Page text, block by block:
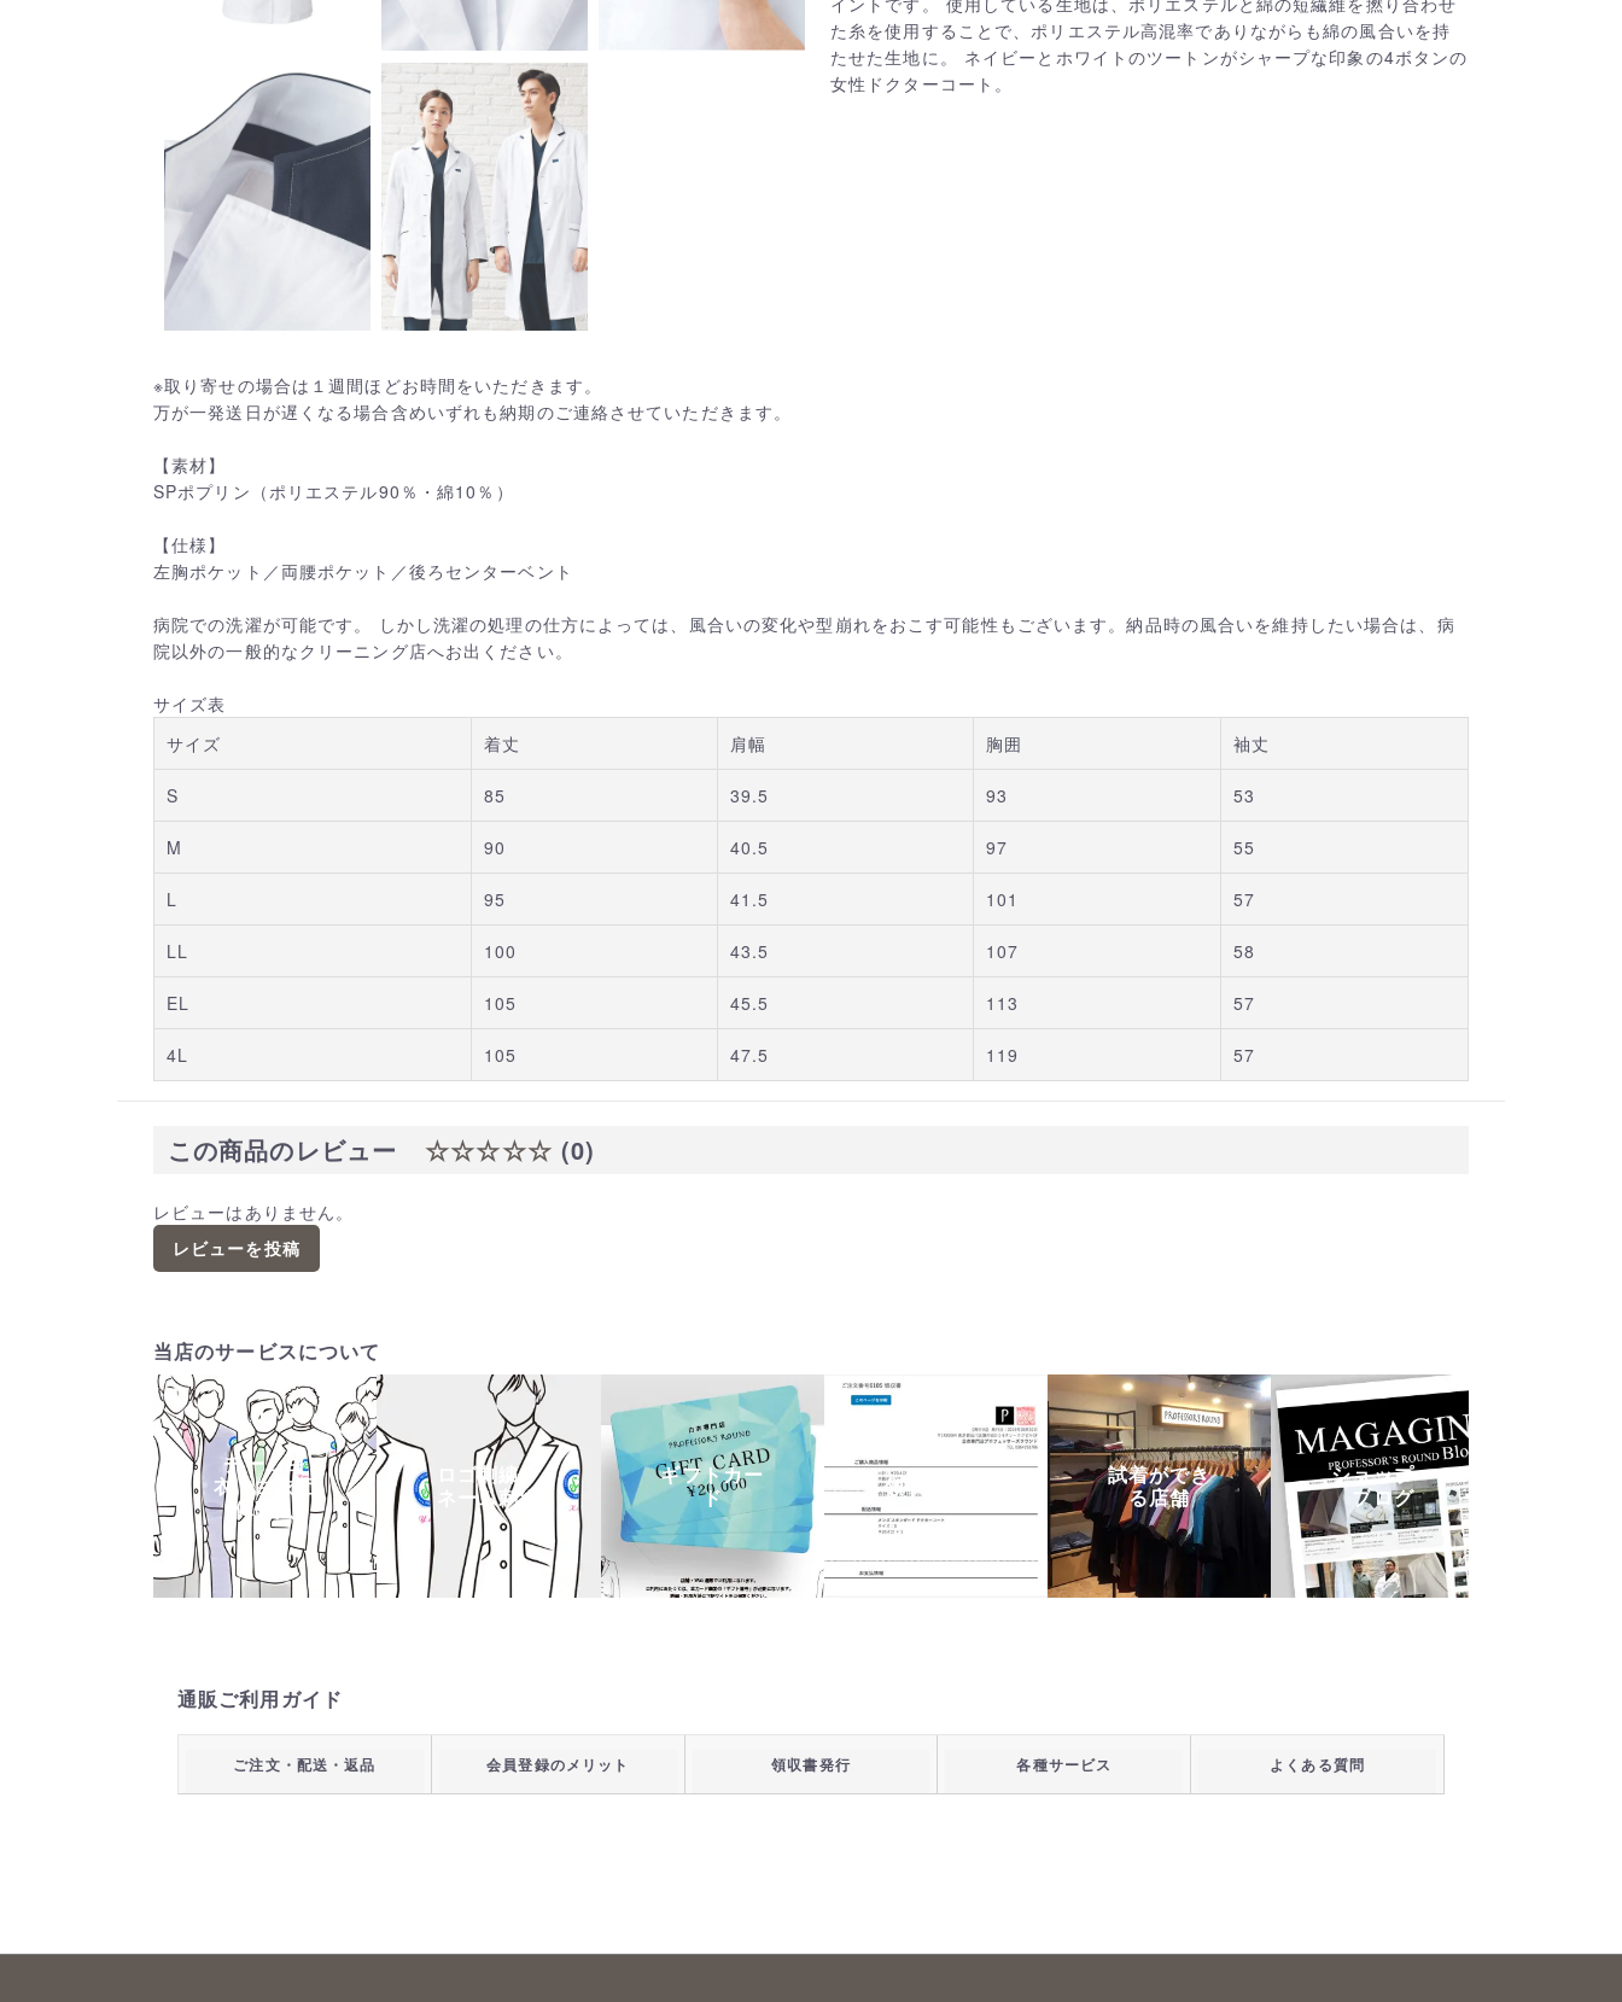
た糸を使用することで、ポリエステル高混率でありながらも綿の風合いを持
たせた生地に。 ネイビーとホワイトのツートンがシャープな印象の4ボタンの
女性ドクターコート。
※取り寄せの場合は１週間ほどお時間をいただきます。
万が一発送日が遅くなる場合含めいずれも納期のご連絡させていただきます。
【素材】
SPポプリン（ポリエステル90％・綿10％）
【仕様】
左胸ポケット／両腰ポケット／後ろセンターベント
病院での洗濯が可能です。 しかし洗濯の処理の仕方によっては、風合いの変化や型崩れをおこす可能性もございます。納品時の風合いを維持したい場合は、病
院以外の一般的なクリーニング店へお出ください。
サイズ表
サイズ
着丈 肩幅 胸囲 袖丈
S 85 39.5 93 53
M 90 40.5 97 55
L 95 41.5 101 57
LL 100 43.5 107 58
EL 105 45.5 113 57
4L 105 47.5 119 57
この商品のレビュー ☆☆☆☆☆ (0)
レビューはありません。
レビューを投稿
当店のサービスについて
チーム白
衣・白衣団
体購入
ロゴ刺繍・
ネーム刺繍
ギフトカー
ド
領収書発行
試着ができ
る店舗
ショップ・
ブログ
通販ご利用ガイド
ご注文・配送・返品 会員登録のメリット 領収書発行 各種サービス よくある質問